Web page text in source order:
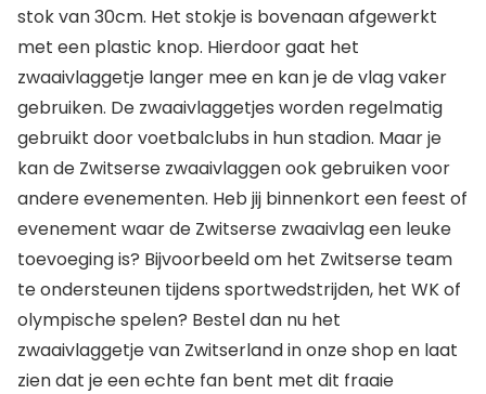
stok van 30cm. Het stokje is bovenaan afgewerkt
met een plastic knop. Hierdoor gaat het
zwaaivlaggetje langer mee en kan je de vlag vaker
gebruiken. De zwaaivlaggetjes worden regelmatig
gebruikt door voetbalclubs in hun stadion. Maar je
kan de Zwitserse zwaaivlaggen ook gebruiken voor
andere evenementen. Heb jij binnenkort een feest of
evenement waar de Zwitserse zwaaivlag een leuke
toevoeging is? Bijvoorbeeld om het Zwitserse team
te ondersteunen tijdens sportwedstrijden, het WK of
olympische spelen? Bestel dan nu het
zwaaivlaggetje van Zwitserland in onze shop en laat
zien dat je een echte fan bent met dit fraaie